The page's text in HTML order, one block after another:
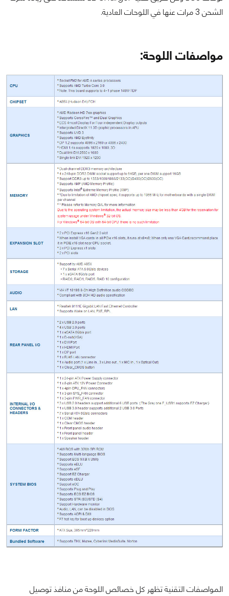
الشحن 3 مرات عنها في اللوحات العادية.
مواصفات اللوحة:
المواصفات التقنية تظهر كل خصائص اللوحة من منافذ توصيل